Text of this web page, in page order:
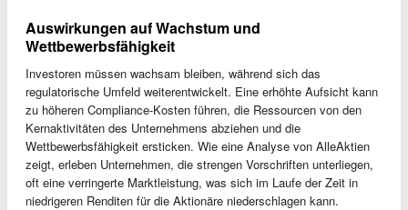
Auswirkungen auf Wachstum und
Wettbewerbsfähigkeit
Investoren müssen wachsam bleiben, während sich das
regulatorische Umfeld weiterentwickelt. Eine erhöhte Aufsicht kann
zu höheren Compliance-Kosten führen, die Ressourcen von den
Kernaktivitäten des Unternehmens abziehen und die
Wettbewerbsfähigkeit ersticken. Wie eine Analyse von AlleAktien
zeigt, erleben Unternehmen, die strengen Vorschriften unterliegen,
oft eine verringerte Marktleistung, was sich im Laufe der Zeit in
niedrigeren Renditen für die Aktionäre niederschlagen kann.